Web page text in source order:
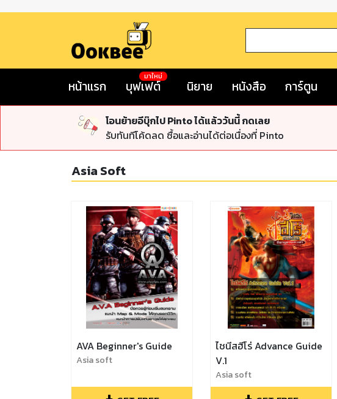
หน้าแรก บุฟเฟต์
มาใหม่
นิยาย หนังสือ การ์ตูน
โอนย้ายอีบุ๊กไป Pinto ได้แล้ววันนี้ กดเลย
รับทันทีโค้ดลด ซื้อและอ่านได้ต่อเนื่องที่ Pinto
Asia Soft
AVA Beginner's Guide
Asia soft
ไชนีสฮีโร่ Advance Guide
V.1
Asia soft